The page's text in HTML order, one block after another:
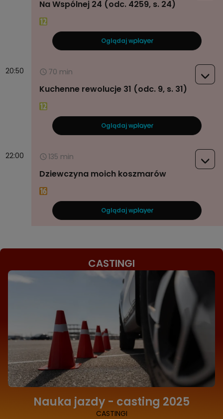
Na Wspólnej 24 (odc. 4259, s. 24)
Oglądaj w
20:50 70 min
Kuchenne rewolucje 31 (odc. 9, s. 31)
Oglądaj w
22:00 135 min
Dziewczyna moich koszmarów
Oglądaj w
CASTINGI
Nauka jazdy - casting 2025
CASTINGI